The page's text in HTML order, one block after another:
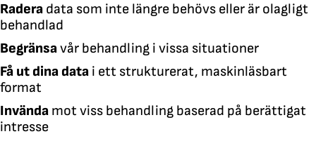
Radera data som inte längre behövs eller är olagligt
behandlad
Begränsavår behandling i vissa situationer
Få ut dina data i ett strukturerat, maskinläsbart
format
Invända mot viss behandling baserad på berättigat
intresse